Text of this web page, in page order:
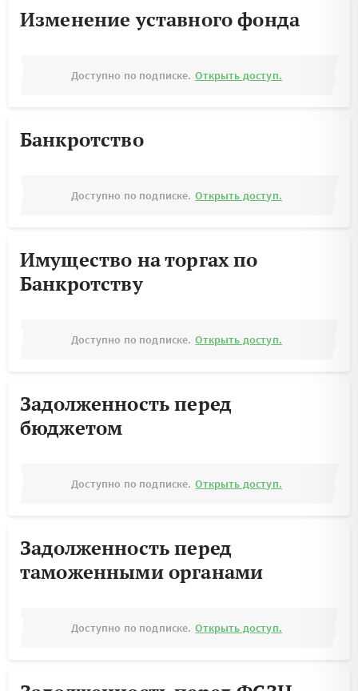
Изменение уставного фонда
Доступно по подписке. Открыть доступ.
Банкротство
Доступно по подписке. Открыть доступ.
Имущество на торгах по
Банкротству
Доступно по подписке. Открыть доступ.
Задолженность перед
бюджетом
Доступно по подписке. Открыть доступ.
Задолженность перед
таможенными органами
Доступно по подписке. Открыть доступ.